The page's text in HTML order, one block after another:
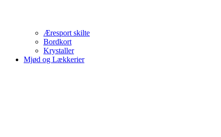
Æresport skilte
Bordkort
Krystaller
Mjød og Lækkerier